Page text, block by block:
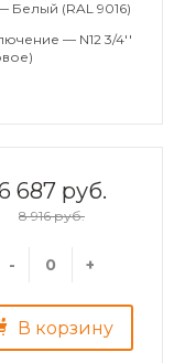
Белый (RAL 9016)
— N12 3/4''
687 руб.
8 916 руб.
- +
В корзину